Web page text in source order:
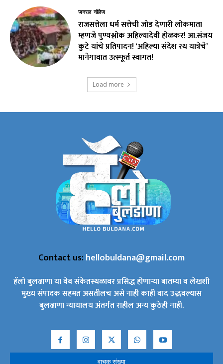
जनरल नॉलेज
राजसत्तेला धर्म सत्तेची जोड देणारी लोकमाता
म्हणजे पुण्यश्लोक अहिल्यादेवी होळकर! आ.संजय
कुटे यांचे प्रतिपादन! ‘अहिल्या संदेश रथ यात्रेचे’
मानेगावात उत्स्फूर्त स्वागत!
Load more
Contact us:hellobuldana@gmail.com
हॅलो बुलढाणा या वेब संकेतस्थळावर प्रसिद्ध होणाऱ्या बातम्या व लेखशी
मुख्य संपादक सहमत असतीलच असे नाही काही वाद उद्भवल्यास
बुलढाणा न्यायालय अंतर्गत राहील अन्य कुठेही नाही.
वाचक संख्या